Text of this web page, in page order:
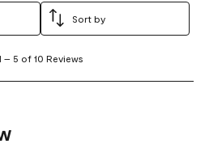
Sort by
– 5 of 10 Reviews